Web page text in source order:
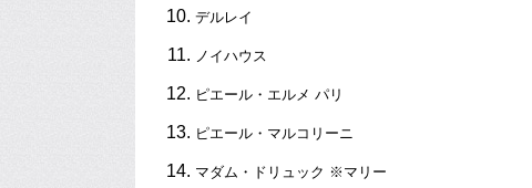
デルレイ
ノイハウス
ピエール・エルメ パリ
ピエール・マルコリーニ
マダム・ドリュック ※マリー